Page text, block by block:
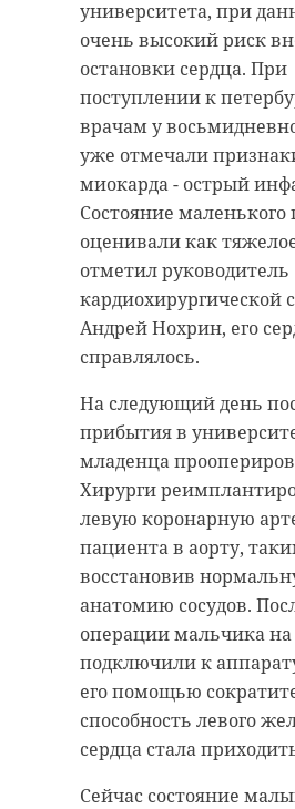
университета, при
очень высокий риск
остановки сердца. При
поступлении к
врачам у
уже отмечали
миокарда - острый
Состояние маленького
оценивали как
отметил руководитель
кардиохирургической
Андрей Нохрин, его
справлялось.
На следующий день
прибытия в
младенца
Хирурги
левую коронарную
пациента в аорту,
восстановив
анатомию сосудов.
операции мальчика на
подключили к
его помощью
способность левого
сердца стала
Сейчас состояние
уточнить о работе
Как уточнили в пресс-
парка, скорей всего в
погода уже не позволит
"Красное озеро" в
районе намерено
9 апреля. Однако, как
издание, если погода
то курорт продолжит
любителей кататься.
Фото: freepik
горнолыжный курорт
спорт весна
Поделиться статьей:
автомобилем в
алкогольного
управление транспорта,
не
установленном
За два месяца 2023 года
Приозерского района
24 аварии с
получили травмы
тяжести 27 человек, в
один
Фото: управление
Петербургу и
приозерский район
ломоносовский район
госавтоинспекция
Поделиться